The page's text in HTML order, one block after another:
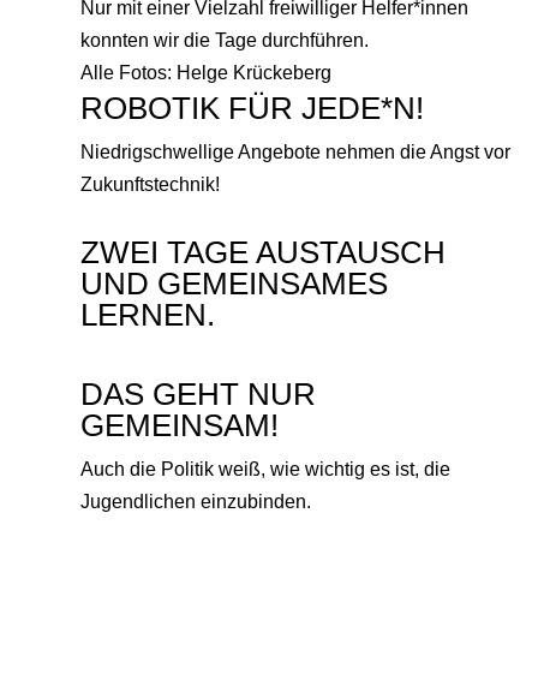
Nur mit einer Vielzahl freiwilliger Helfer*innen
konnten wir die Tage durchführen.
ROBOTIK FÜR JEDE*N!
Niedrigschwellige Angebote nehmen die Angst vor
Zukunftstechnik!
ZWEI TAGE AUSTAUSCH
UND GEMEINSAMES
LERNEN.
DAS GEHT NUR
GEMEINSAM!
Auch die Politik weiß, wie wichtig es ist, die
Jugendlichen einzubinden.
Alle Fotos: Helge Krückeberg